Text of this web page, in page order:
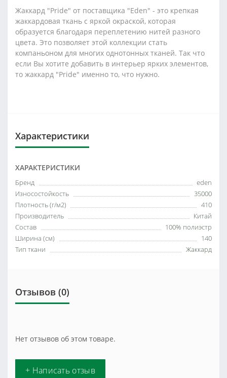
Жаккард "Pride" от поставщика "Eden" - это крепкая
жаккардовая ткань с яркой окраской, которая
образуется благодаря переплетению нитей разного
цвета. Это позволяет этой коллекции стать
компаньоном для многих однотонных тканей. Так что
если Вы хотите добавить в интерьер ярких элементов,
то жаккард "Pride" именно то, что нужно.
Характеристики
ХАРАКТЕРИСТИКИ
Бренд
eden
Износостойкость
35000
Плотность (г/м2)
410
Производитель
Китай
Состав
100% полиэстр
Ширина (см)
140
Тип ткани
Жаккард
Отзывов (0)
Нет отзывов об этом товаре.
+ Написать отзыв